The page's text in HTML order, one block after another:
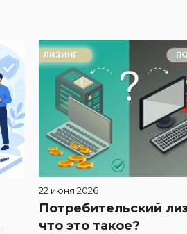
22 июня 2026
Потребительский
что это такое?